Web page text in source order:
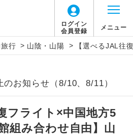
ログイン
会員登録
メニュー
行 > 山陰・山陽 > 【選べるJAL往
お知らせ（8/10、8/11）
フライト×中国地方5
組み合わせ自由】山
説明
出発空港（駅）から復路到着空港
）まで同行します。
到着空港（駅）から最終日出発空港
）まで添乗員が同行します。
に関するご案内
は
アーです。
ご利用便の空席状況に